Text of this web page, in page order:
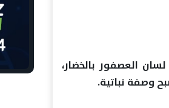
العصفور بالخضار،